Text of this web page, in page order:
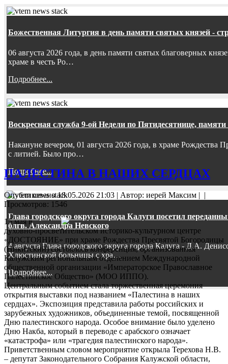
Божественная Литургия в день памяти святых князей -
06 августа 2026 года, в день памяти святых благоверных
храме в честь Ро…
Подробнее...
Воскресная служба 9-ой Недели по Пятидесятнице,
Накануне вечером, 01 августа 2026 года, в храме
с литией. Было про…
Подробнее...
Глава городского округа города Калуги посетил
блгв. Александра Невского
4 августа Глава городского округа города Калуга - Д.А.
Хлюстинской больницы с хра…
Подробнее...
ПАЛЕСТИНА В НАШИХ СЕРДЦАХ
Опубликовано 18.05.2026 21:03 | Автор: иерей Максим | |
Просмотров: 1546
15 мая в
духовно-просветительском историко-культурном центре
«ДОСТОЯНИЕ» при храме Рождества Пресвятой Богородицы
(Никитский) состоялась конференция, организованная
Калужским региональным отделением Международной
общественной организации «Императорское Православное
Палестинское Общество» (МОО ИППО).
Центральным событием стала торжественная церемония
открытия выставки под названием «Палестина в наших
сердцах». Экспозиция представила работы российских и
зарубежных художников, объединенные темой, посвященной
Дню палестинского народа. Особое внимание было уделено
Дню Накба, который в переводе с арабского означает
«катастрофа» или «трагедия палестинского народа».
Приветственным словом мероприятие открыла Терехова Н.В.
– депутат Законодательного Собрания Калужской области,